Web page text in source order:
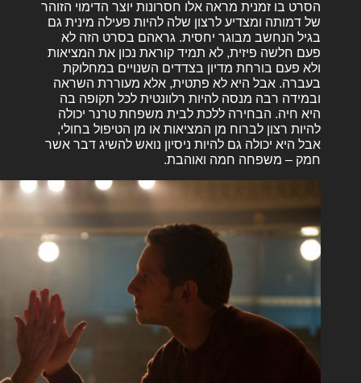
הסרט בו זמנית מראה אלו חסרונות יוצר הדימוי הזוהר
של דמותה ומצדיע לרצון שלה להיות פעילה מינית גם
בגיל הנחשב מבוגר יחסית. גראהם בסרט הזה לא
פעם חלשה פיזית, לא תמיד קוראת נכון את המציאות
ולא פעם בורחת מדיון בצדדים השנויים במחלוקת
בעברה. אבל היא לא פתטית, אלא מעוררת השראה
ובמידה רבה מנסה להיות רלוונטית לכל תקופה בה
היא חיה. הבחירה ללכת לבית משפחת טרנר יכולה
להיות רצון לברוח מן המציאות או מן הטיפול בחולי,
אבל היא יכולה גם להיות ניסיון נואש להשיג דבר אשר
חמק – משפחה חמה ואוהבת.